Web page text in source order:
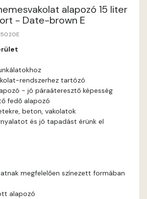
Antimony E
Arsenic D
Arsenic E
alapozó 15 liter
- Date-brown E
rendszerhez tartózó
- jó páraáteresztő képesség
fedő alapozó
beton, vakolatok
és jó tapadást érünk el
megfelelően színezett formában
alapozó